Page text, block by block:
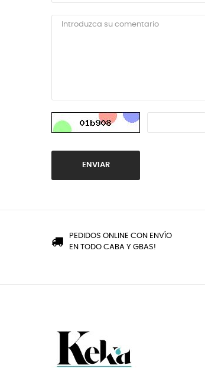
ENVIAR
PEDIDOS ONLINE CON ENVÍO
EN TODO CABA Y GBAS!